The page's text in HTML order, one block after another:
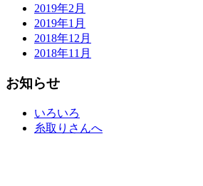
2019年2月
2019年1月
2018年12月
2018年11月
お知らせ
いろいろ
糸取りさんへ